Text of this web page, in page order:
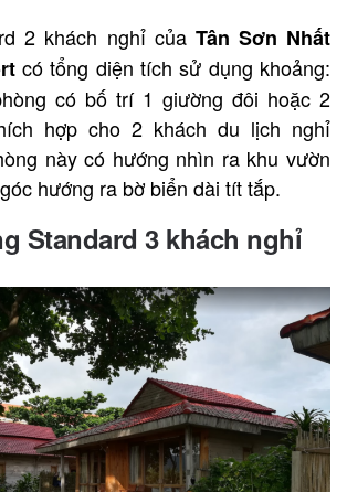
2 khách nghỉ của Tân Sơn Nhất
có tổng diện tích sử dụng khoảng:
có bố trí 1 giường đôi hoặc 2
hợp cho 2 khách du lịch nghỉ
này có hướng nhìn ra khu vườn
hướng ra bờ biển dài tít tắp.
Standard 3 khách nghỉ